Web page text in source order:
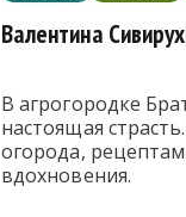
Валентина
В агрогородке
настоящая
огорода,
вдохновения.